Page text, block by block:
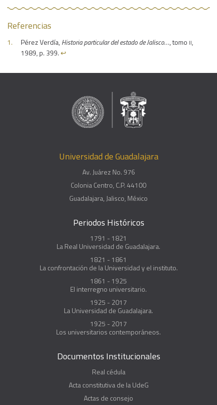
Referencias
Pérez Verdía,Historia particular del estado de Jalisco…, tomo ii,
1989, p. 399.↩︎
Universidad de Guadalajara
Av. Juárez No. 976
Colonia Centro, C.P. 44100
Guadalajara, Jalisco, México
Periodos Históricos
1791 - 1821
La Real Universidad de Guadalajara.
1821 - 1861
La confrontación de la Universidad y el instituto.
1861 - 1925
El interregno universitario.
1925 - 2017
La Universidad de Guadalajara.
1925 - 2017
Los universitarios contemporáneos.
Documentos Institucionales
Real cédula
Acta constitutiva de la UdeG
Actas de consejo